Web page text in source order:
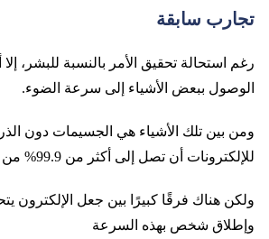
تجارب سابقة
رغم استحالة تحقيق الأمر بالنسبة للبشر، إلا
الوصول ببعض الأشياء إلى سرعة الضوء.
ومن بين تلك الأشياء هي الجسيمات دون
للإلكترونات أن تصل إلى أكثر من 99.9% من سرعة الضوء.
ولكن هناك فرقًا كبيرًا بين جعل الإلكترون
وإطلاق شخص بهذه السرعة